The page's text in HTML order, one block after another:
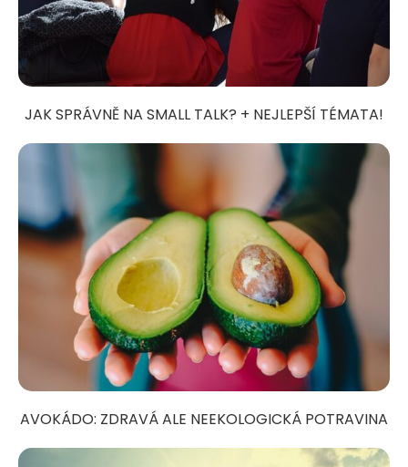
JAK SPRÁVNĚ NA SMALL TALK? + NEJLEPŠÍ TÉMATA!
AVOKÁDO: ZDRAVÁ ALE NEEKOLOGICKÁ POTRAVINA